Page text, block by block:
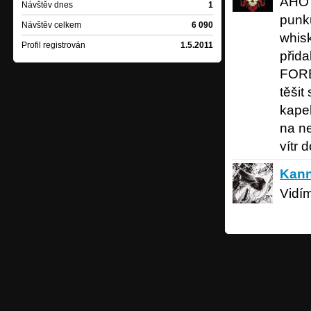
Moon and I - Feeling
Moon and I - Storm
Džezvica - Kraj kjabe
Návštěv dnes 1
Návštěv celkem 6 090
Profil registrován 1.5.2011
těšit
na
vítr
Kannout